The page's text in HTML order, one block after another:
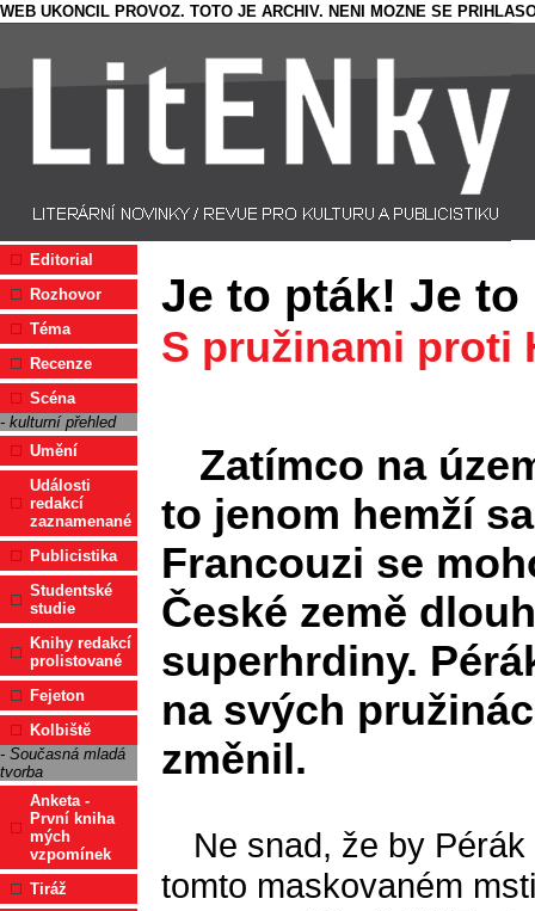
WEB UKONCIL PROVOZ. TOTO JE ARCHIV. NENI MOZNE SE
Editorial
Rozhovor
Téma
Recenze
Scéna
- kulturní přehled
Umění
Události
redakcí
zaznamenané
Publicistika
Studentské
studie
Knihy redakcí
prolistované
Fejeton
Kolbiště
- Současná mladá
tvorba
Anketa -
První kniha
mých
vzpomínek
Tiráž
Je to pták! Je
S pružinami proti
Zatímco na
to jenom hemží
Francouzi se
České země
superhrdiny.
na svých
změnil.
Ne snad, že by
tomto maskovaném